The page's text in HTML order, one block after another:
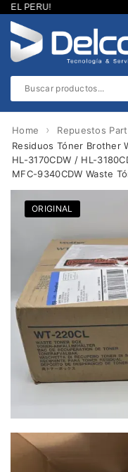
PERU!
Home › Repuestos
Residuos Tóner Brother
HL-3170CDW / HL-
MFC-9340CDW Waste
ORIGINAL